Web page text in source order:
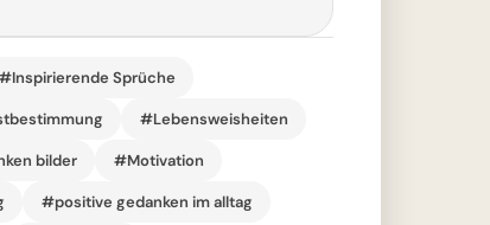
#Inspirierende Sprüche
#Lebensweisheiten
bilder #Motivation
#positive gedanken im alltag